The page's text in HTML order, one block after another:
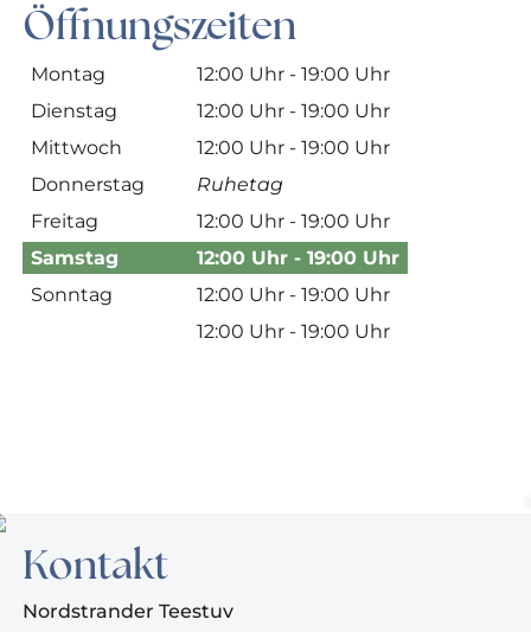
Öffnungszeiten
Montag
12:00 Uhr - 19:00 Uhr
Dienstag
12:00 Uhr - 19:00 Uhr
Mittwoch
12:00 Uhr - 19:00 Uhr
Donnerstag
Ruhetag
Freitag
12:00 Uhr - 19:00 Uhr
Samstag
12:00 Uhr - 19:00 Uhr
Sonntag
12:00 Uhr - 19:00 Uhr
12:00 Uhr - 19:00 Uhr
Kontakt
Nordstrander Teestuv